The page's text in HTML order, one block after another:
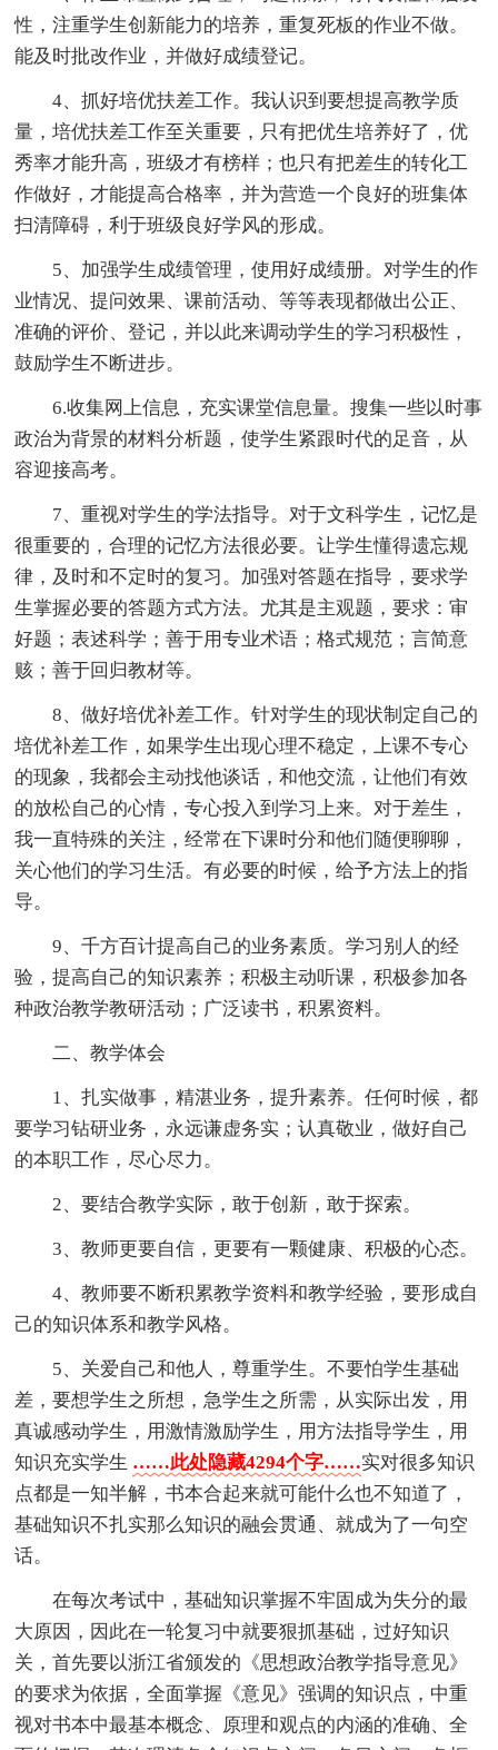
性，注重学生创新能力的培养，重复死板的作业不做。
能及时批改作业，并做好成绩登记。
4、抓好培优扶差工作。我认识到要想提高教学质
量，培优扶差工作至关重要，只有把优生培养好了，优
秀率才能升高，班级才有榜样；也只有把差生的转化工
作做好，才能提高合格率，并为营造一个良好的班集体
扫清障碍，利于班级良好学风的形成。
5、加强学生成绩管理，使用好成绩册。对学生的作
业情况、提问效果、课前活动、等等表现都做出公正、
准确的评价、登记，并以此来调动学生的学习积极性，
鼓励学生不断进步。
6.收集网上信息，充实课堂信息量。搜集一些以时事
政治为背景的材料分析题，使学生紧跟时代的足音，从
容迎接高考。
7、重视对学生的学法指导。对于文科学生，记忆是
很重要的，合理的记忆方法很必要。让学生懂得遗忘规
律，及时和不定时的复习。加强对答题在指导，要求学
生掌握必要的答题方式方法。尤其是主观题，要求：审
好题；表述科学；善于用专业术语；格式规范；言简意
赅；善于回归教材等。
8、做好培优补差工作。针对学生的现状制定自己的
培优补差工作，如果学生出现心理不稳定，上课不专心
的现象，我都会主动找他谈话，和他交流，让他们有效
的放松自己的心情，专心投入到学习上来。对于差生，
我一直特殊的关注，经常在下课时分和他们随便聊聊，
关心他们的学习生活。有必要的时候，给予方法上的指
导。
9、千方百计提高自己的业务素质。学习别人的经
验，提高自己的知识素养；积极主动听课，积极参加各
种政治教学教研活动；广泛读书，积累资料。
二、教学体会
1、扎实做事，精湛业务，提升素养。任何时候，都
要学习钻研业务，永远谦虚务实；认真敬业，做好自己
的本职工作，尽心尽力。
2、要结合教学实际，敢于创新，敢于探索。
3、教师更要自信，更要有一颗健康、积极的心态。
4、教师要不断积累教学资料和教学经验，要形成自
己的知识体系和教学风格。
5、关爱自己和他人，尊重学生。不要怕学生基础
差，要想学生之所想，急学生之所需，从实际出发，用
真诚感动学生，用激情激励学生，用方法指导学生，用
知识充实学生 ……此处隐藏4294个字……实对很多知识
点都是一知半解，书本合起来就可能什么也不知道了，
基础知识不扎实那么知识的融会贯通、就成为了一句空
话。
在每次考试中，基础知识掌握不牢固成为失分的最
大原因，因此在一轮复习中就要狠抓基础，过好知识
关，首先要以浙江省颁发的《思想政治教学指导意见》
的要求为依据，全面掌握《意见》强调的知识点，中重
视对书本中最基本概念、原理和观点的内涵的准确、全